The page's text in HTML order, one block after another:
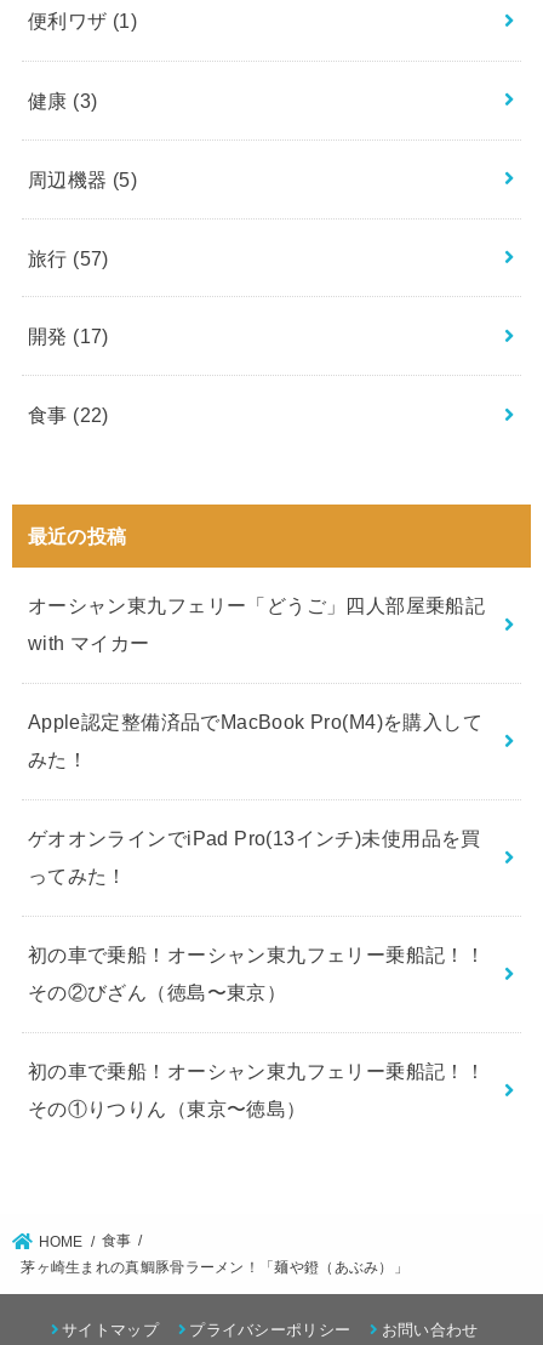
便利ワザ (1)
健康 (3)
周辺機器 (5)
旅行 (57)
開発 (17)
食事 (22)
最近の投稿
オーシャン東九フェリー「どうご」四人部屋乗船記
with マイカー
Apple認定整備済品でMacBook Pro(M4)を購入して
みた！
ゲオオンラインでiPad Pro(13インチ)未使用品を買
ってみた！
初の車で乗船！オーシャン東九フェリー乗船記！！
その②びざん（徳島〜東京）
初の車で乗船！オーシャン東九フェリー乗船記！！
その①りつりん（東京〜徳島）
HOME
食事
茅ヶ崎生まれの真鯛豚骨ラーメン！「麺や鐙（あぶみ）」
サイトマップ プライバシーポリシー お問い合わせ